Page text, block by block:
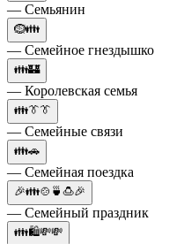
— Семьянин
🪹👪
— Семейное гнездышко
👪🏰
— Королевская семья
👪👔👔
— Семейные связи
👪🚗
— Семейная поездка
🎉👪🍲🍵🍮🎉
— Семейный праздник
👪🛍️💸💸